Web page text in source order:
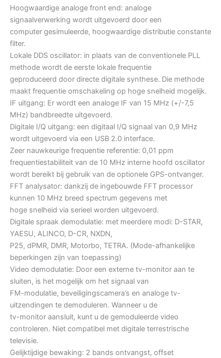
Hoogwaardige analoge front end: analoge
signaalverwerking wordt uitgevoerd door een
computer gesimuleerde, hoogwaardige distributie constante
filter.
Lokale DDS oscillator: in plaats van de conventionele PLL
methode wordt de eerste lokale frequentie
geproduceerd door directe digitale synthese. Die methode
maakt frequentie omschakeling op hoge snelheid mogelijk.
IF uitgang: Er wordt een analoge IF van 15 MHz (+/-7,5
MHz) bandbreedte uitgevoerd.
Digitale I/Q uitgang: een digitaal I/Q signaal van 0,9 MHz
wordt uitgevoerd via een USB 2.0 interface.
Zeer nauwkeurige frequentie referentie: 0,01 ppm
frequentiestabiliteit van de 10 MHz interne hoofd oscillator
wordt bereikt bij gebruik van de optionele GPS-ontvanger.
FFT analysator: dankzij de ingebouwde FFT processor
kunnen 10 MHz breed spectrum gegevens met
hoge snelheid via serieel worden uitgevoerd.
Digitale spraak demodulatie: met meerdere modi: D-STAR,
YAESU, ALINCO, D-CR, NXDN,
P25, dPMR, DMR, Motorbo, TETRA. (Mode-afhankelijke
beperkingen zijn van toepassing)
Video demodulatie: Door een externe tv-monitor aan te
sluiten, is het mogelijk om het signaal van
FM-modulatie, beveiligingscamera’s en analoge tv-
uitzendingen te demoduleren. Wanneer u de
tv-monitor aansluit, kunt u de gemoduleerde video
controleren. Niet compatibel met digitale terrestrische
televisie.
Gelijktijdige bewaking: 2 bands ontvangst, offset